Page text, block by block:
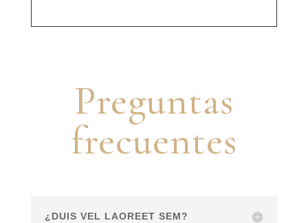
Preguntas
frecuentes
¿DUIS VEL LAOREET SEM?